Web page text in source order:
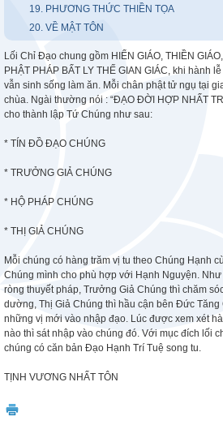
19. PHƯƠNG THỨC THIỀN TỌA
20. VỀ MẬT TÔN
Lối Chỉ Đạo chung gồm HIỂN GIÁO, THIỀN
PHẬT PHÁP BẤT LY THẾ GIAN GIÁC, khi hành
vẫn sinh sống làm ăn. Mỗi chân phật tử ngụ tại
chùa. Ngài thường nói : “ĐẠO ĐỜI HỢP NHẤT
cho thành lập Tứ Chúng như sau:
* TÍN ĐỒ ĐẠO CHÚNG
* TRƯỞNG GIẢ CHÚNG
* HỘ PHÁP CHÚNG
* THỊ GIẢ CHÚNG
Mỗi chúng có hàng trăm vị tu theo Chúng Hạnh
Chúng mình cho phù hợp với Hạnh Nguyện.
ròng thuyết pháp, Trưởng Giả Chúng thì chăm
dường, Thị Giả Chúng thì hầu cận bên Đức
những vị mới vào nhập đạo. Lúc được xem xét
nào thì sát nhập vào chúng đó. Với mục đích lối
chúng có căn bản Đạo Hạnh Trí Tuệ song tu.
TỊNH VƯƠNG NHẤT TÔN